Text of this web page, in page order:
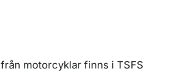
motorcyklar finns i TSFS